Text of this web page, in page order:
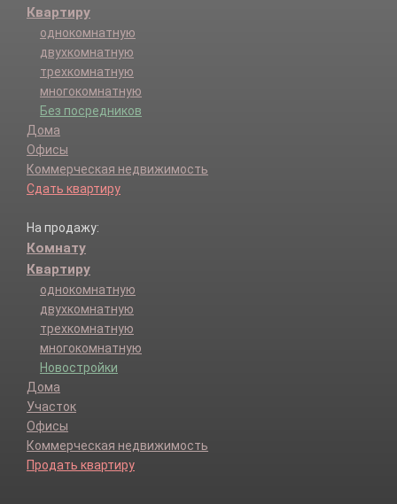
Квартиру
однокомнатную
двухкомнатную
трехкомнатную
многокомнатную
Без посредников
Дома
Офисы
Коммерческая недвижимость
Сдать квартиру
На продажу:
Комнату
Квартиру
однокомнатную
двухкомнатную
трехкомнатную
многокомнатную
Новостройки
Дома
Участок
Офисы
Коммерческая недвижимость
Продать квартиру